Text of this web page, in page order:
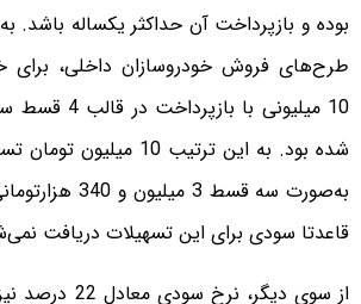
بوده و بازپرداخت آن حداکثر یکساله باشد.
10 میلیونی با
شده بود. به این ترتیب 10
به‌صورت سه قسط 3
قاعدتا سودی برای این تسهیلات دریافت
از سوی دیگر،